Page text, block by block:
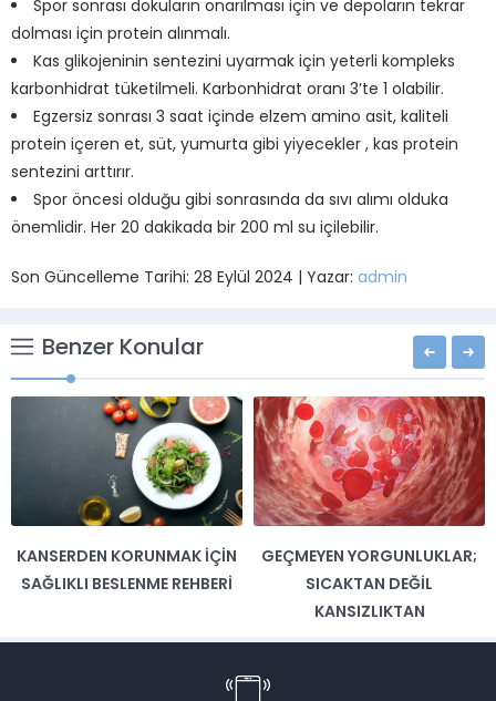
Spor sonrası dokuların onarılması için ve depoların tekrar
dolması için protein alınmalı.
Kas glikojeninin sentezini uyarmak için yeterli kompleks
karbonhidrat tüketilmeli. Karbonhidrat oranı 3’te 1 olabilir.
Egzersiz sonrası 3 saat içinde elzem amino asit, kaliteli
protein içeren et, süt, yumurta gibi yiyecekler , kas protein
sentezini arttırır.
Spor öncesi olduğu gibi sonrasında da sıvı alımı olduka
önemlidir. Her 20 dakikada bir 200 ml su içilebilir.
Son Güncelleme Tarihi: 28 Eylül 2024 | Yazar: admin
Benzer Konular
KANSERDEN KORUNMAK İÇIN
SAĞLIKLI BESLENME REHBERI
GEÇMEYEN YORGUNLUKLAR;
SICAKTAN DEĞIL
KANSIZLIKTAN